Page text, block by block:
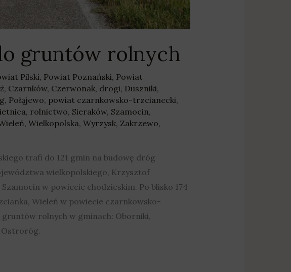
gruntów rolnych
Pilski, Powiat Poznański, Powiat
, Czarnków, Czerwonak, drogi, Duszniki,
, Połąjewo, powiat czarnkowsko-trzcianecki,
, rolnictwo, Sieraków, Szamocin,
, Wielkopolska, Wyrzysk, Zakrzewo,
trafi do 121 gmin na budowę dróg
wielkopolskiego, Krzysztof
w powiecie chodzieskim. Po blisko 174
Wieleń w powiecie czarnkowsko-
rolnych w gminach: Oborniki,
Ostroróg.